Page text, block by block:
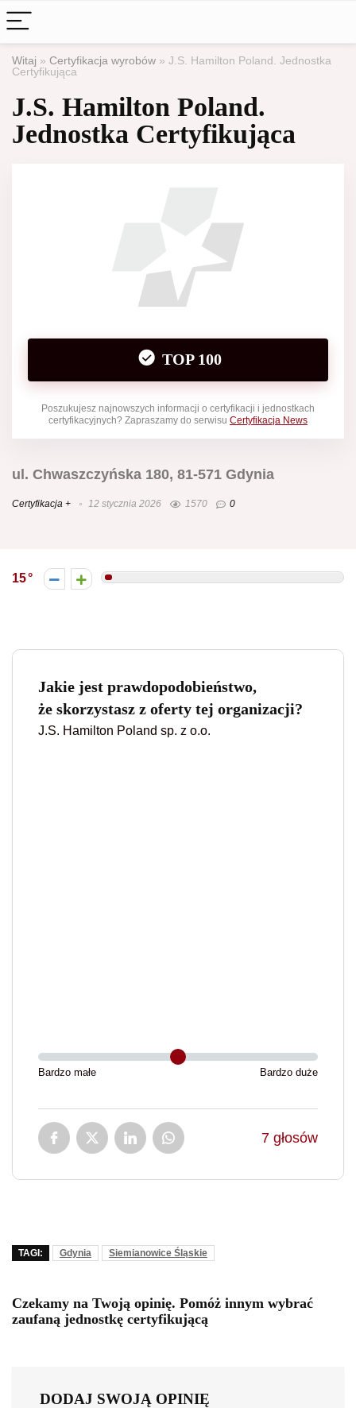
Witaj » Certyfikacja wyrobów » J.S. Hamilton Poland. Jednostka
Certyfikująca
J.S. Hamilton Poland.
Jednostka Certyfikująca
TOP 100
Poszukujesz najnowszych informacji o certyfikacji i jednostkach
certyfikacyjnych? Zapraszamy do serwisu Certyfikacja News
ul. Chwaszczyńska 180, 81-571 Gdynia
Certyfikacja + 12 stycznia 2026 1570 0
15
Jakie jest prawdopodobieństwo,
że skorzystasz z oferty tej organizacji?
J.S. Hamilton Poland sp. z o.o.
Bardzo małe Bardzo duże
7 głosów
TAGI: Gdynia Siemianowice Śląskie
Czekamy na Twoją opinię. Pomóż innym wybrać
zaufaną jednostkę certyfikującą
DODAJ SWOJĄ OPINIĘ